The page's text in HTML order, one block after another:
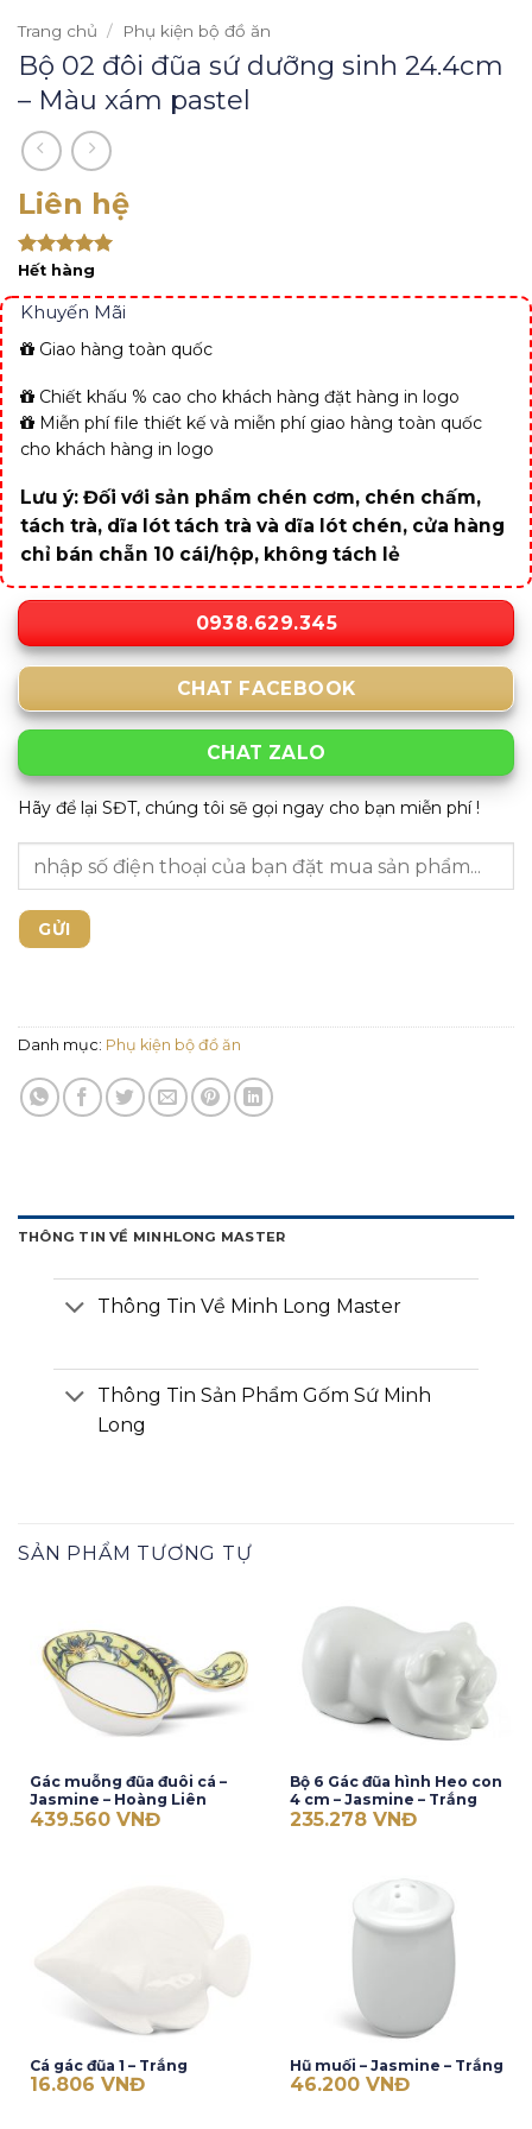
Trang chủ / Phụ kiện bộ đồ ăn
Bộ 02 đôi đũa sứ dưỡng sinh 24.4cm
– Màu xám pastel
Liên hệ
Rated 5
Hết hàng
Khuyến Mãi
Giao hàng toàn quốc
Chiết khấu % cao cho khách hàng đặt hàng in logo
Miễn phí file thiết kế và miễn phí giao hàng toàn quốc
cho khách hàng in logo
Lưu ý: Đối với sản phẩm chén cơm, chén chấm,
tách trà, dĩa lót tách trà và dĩa lót chén, cửa hàng
chỉ bán chẵn 10 cái/hộp, không tách lẻ
0938.629.345
CHAT FACEBOOK
CHAT ZALO
Hãy để lại SĐT, chúng tôi sẽ gọi ngay cho bạn miễn phí !
Danh mục: Phụ kiện bộ đồ ăn
THÔNG TIN VỀ MINHLONG MASTER
Thông Tin Về Minh Long Master
Thông Tin Sản Phẩm Gốm Sứ Minh
Long
SẢN PHẨM TƯƠNG TỰ
Gác muỗng đũa đuôi cá –
Jasmine – Hoàng Liên
439.560 VNĐ
Bộ 6 Gác đũa hình Heo con
4 cm – Jasmine – Trắng
235.278 VNĐ
Cá gác đũa 1 – Trắng
16.806 VNĐ
Hũ muối – Jasmine – Trắng
46.200 VNĐ